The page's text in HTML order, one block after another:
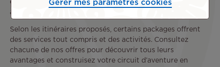
d’une franchise bagage adaptée à votre classe de voyage,
ainsi que des repas et boissons à bord.
Selon les itinéraires proposés, certains packages offrent
des services tout compris et des activités. Consultez
chacune de nos offres pour découvrir tous leurs
avantages et construisez votre circuit d’aventure en
Gérer mes paramètres cookies